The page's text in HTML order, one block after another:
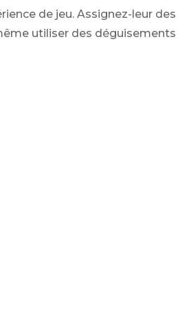
de jeu. Assignez-leur des
utiliser des